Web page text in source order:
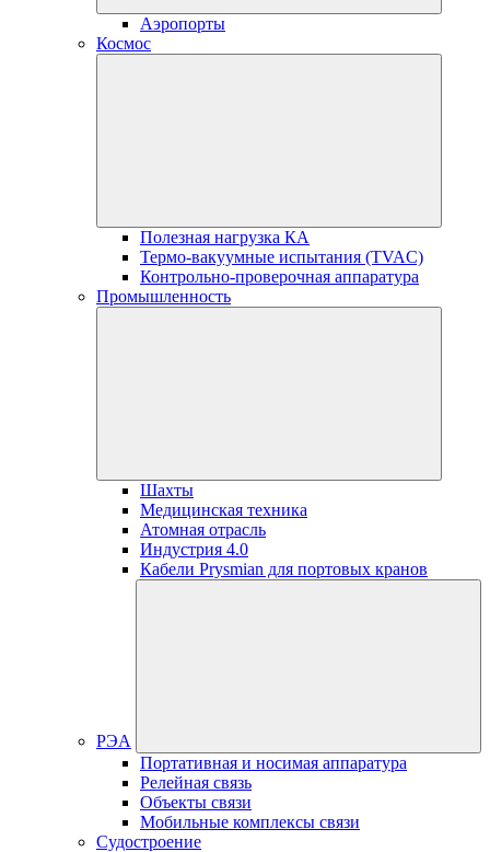
Аэропорты
Космос
Полезная нагрузка КА
Термо-вакуумные испытания (TVAC)
Контрольно-проверочная аппаратура
Промышленность
Шахты
Медицинская техника
Атомная отрасль
Индустрия 4.0
Кабели Prysmian для портовых кранов
РЭА
Портативная и носимая аппаратура
Релейная связь
Объекты связи
Мобильные комплексы связи
Судостроение